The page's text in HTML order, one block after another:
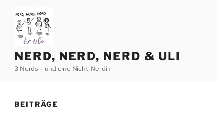
Inhalt
springen
NERD, NERD, NERD & ULI
3 Nerds – und eine Nicht-Nerdin
BEITRÄGE